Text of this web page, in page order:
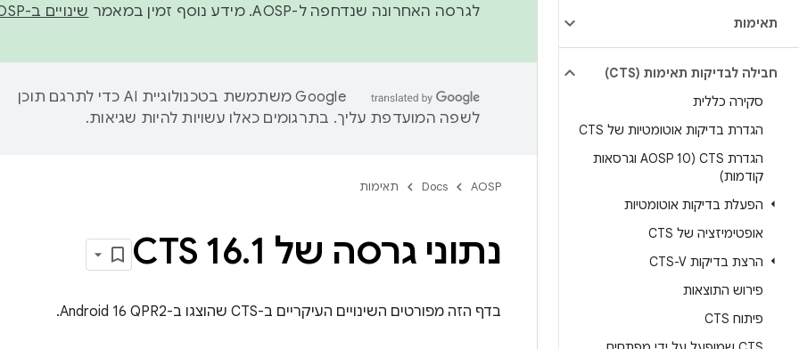
תאימות
חבילה לבדיקות תאימות (CTS)
סקירה כללית
הגדרת בדיקות אוטומטיות של CTS
הגדרת CTS (AOSP 10 וגרסאות
קודמות)
הפעלת בדיקות אוטומטיות
אופטימיזציה של CTS
הרצת בדיקות CTS-V
פירוש התוצאות
פיתוח CTS
לגרסה האחרונה שנדחפה ל-AOSP. מידע נוסף זמין במאמר
שינויים ב-AOSP
‫Google משתמשת בטכנולוגיית AI כדי לתרגם תוכן
לשפה המועדפת עליך. בתרגומים כאלו עשויות להיות שגיאות.
AOSP
Docs תאימות
נתוני גרסה של CTS 16 .1
בדף הזה מפורטים השינויים העיקריים ב-CTS שהוצגו ב-Android 16 QPR2.